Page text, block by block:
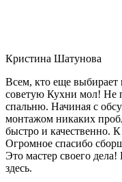
Кристина Шатунова
Всем, кто еще выбирает
советую Кухни мол! Не
спальню. Начиная с
монтажом никаких
быстро и качественно.
Огромное спасибо
Это мастер своего дела!
здесь.